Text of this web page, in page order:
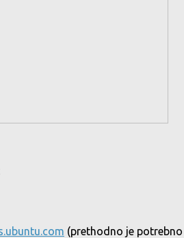
(prethodno je